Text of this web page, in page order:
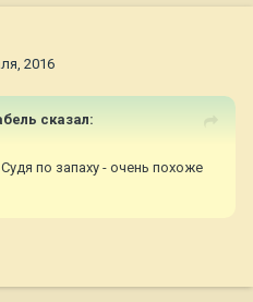
2016
сказал:
по запаху - очень похоже